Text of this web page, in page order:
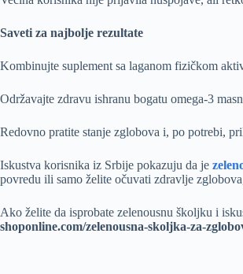
Saveti za najbolje rezultate
Kombinujte suplement sa laganom fizičkom
Održavajte zdravu ishranu bogatu omega-3
Redovno pratite stanje zglobova i, po potrebi,
Iskustva korisnika iz Srbije pokazuju da je
povredu ili samo želite očuvati zdravlje
Ako želite da isprobate zelenousnu školjku i
shoponline.com/zelenousna-skoljka-za-